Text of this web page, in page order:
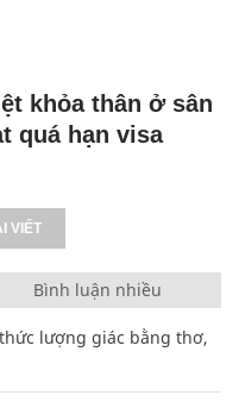
khỏa thân ở sân
quá hạn visa
VIẾT
Bình luận nhiều
lượng giác bằng thơ,